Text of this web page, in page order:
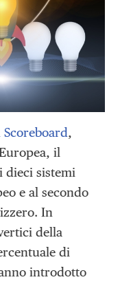
,
il
dieci sistemi
e al secondo
In
della
di
introdotto